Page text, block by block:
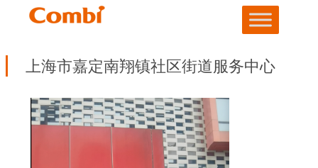
上海市嘉定南翔镇社区街道服务中心